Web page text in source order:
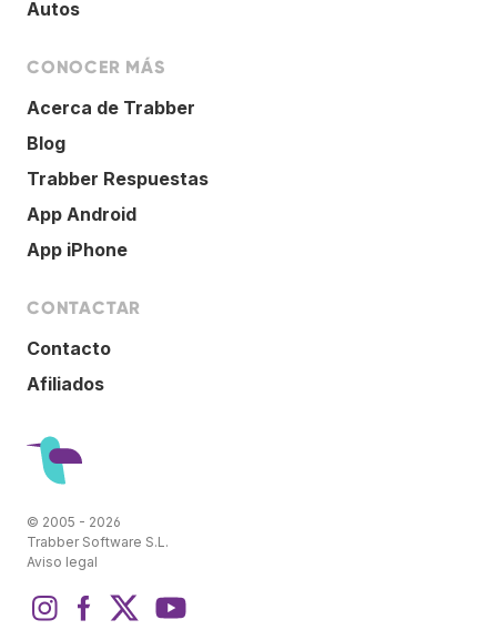
Autos
CONOCER MÁS
Acerca de Trabber
Blog
Trabber Respuestas
App Android
App iPhone
CONTACTAR
Contacto
Afiliados
© 2005 - 2026
Trabber Software S.L.
Aviso legal